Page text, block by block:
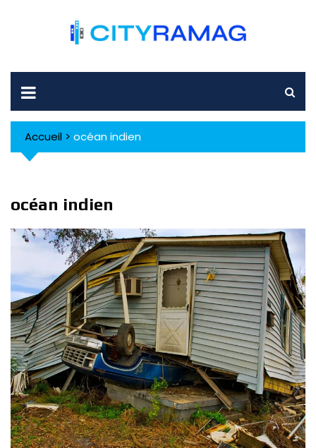
Accueil > océan indien
océan indien